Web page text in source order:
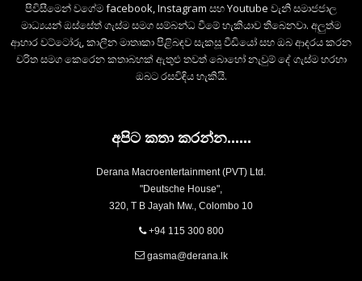
පිවිසීමෙන් වගේම facebook, Instagram සහ Youtube වැනි සමාජජාල
මාධ්‍යයන් ඔස්සේත් ගැස්ම සමග සම්බන්ධ වීමේ හැකියාව තිබෙනවා. අලුත්ම
ආහාර වට්ටෝරු, කාලීන මාතෘකා පිළිබඳව සැකසූ වීඩියෝ සහ ඔබ ආදරය කරන
චරිත සමග කෙරෙන කතාබහක් ඇතුළු තවත් බොහෝ නැවුම් දේ ගැස්ම හරහා
ඔබට රසවිඳිය හැකියි.
අපිට කතා කරන්න......
Derana Macroentertainment (PVT) Ltd.
"Deutsche House",
320, T B Jayah Mw., Colombo 10
+94 115 300 800
gasma@derana.lk